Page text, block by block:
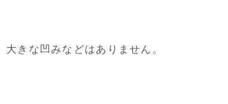
きな凹みなどはありません。